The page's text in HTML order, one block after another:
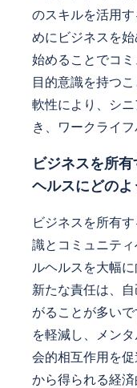
のスキルを活用
めにビジネスを
始めることでコミ
目的意識を持つ
軟性により、シ
き、ワークライ
ビジネスを所
ヘルスにどのよ
ビジネスを所有
識とコミュニテ
ルヘルスを大幅
新たな責任は、
がることが多い
を軽減し、メン
会的相互作用を
から得られる経